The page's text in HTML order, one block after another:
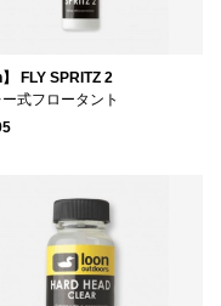
】 FLY SPRITZ 2
式フロータント